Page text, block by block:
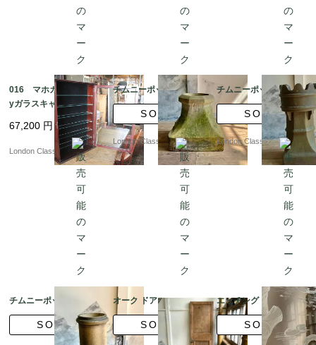
016 マホガニーdispla
yガラスキャビネット
67,200 円
London Classics
チムニーポット?ｂT
SOLD
London Classics
チムニーポット?ｂS
SOLD
London Classics
チムニーポット ?ｂQ
SOLD
オーク ドア
SOLD
エッチング ドア
SOLD